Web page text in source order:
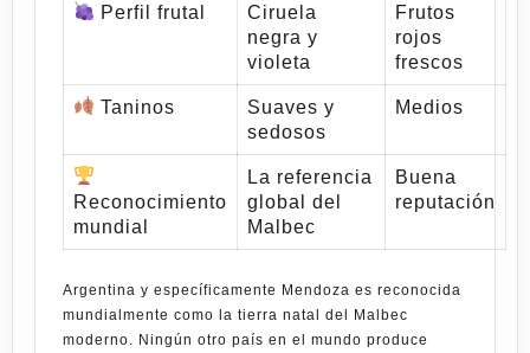
Perfil frutal
Ciruela
negra y
violeta
Frutos
rojos
frescos
Taninos
Suaves y
sedosos
Medios
Reconocimiento
mundial
La referencia
global del
Malbec
Buena
reputación
Argentina y específicamente Mendoza es reconocida
mundialmente como la tierra natal del Malbec
moderno . Ningún otro país en el mundo produce